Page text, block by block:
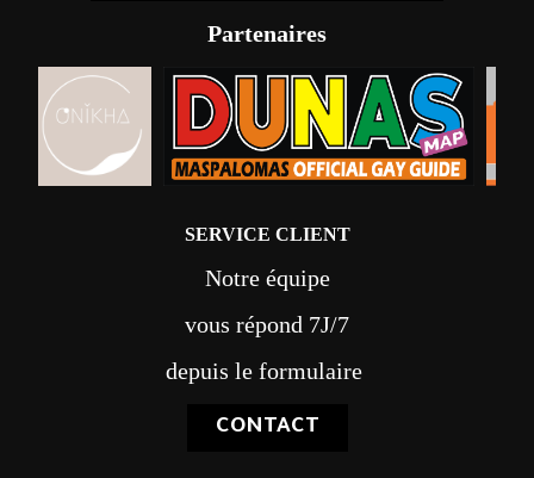
Partenaires
SERVICE CLIENT
Notre équipe
vous répond 7J/7
depuis le formulaire
CONTACT